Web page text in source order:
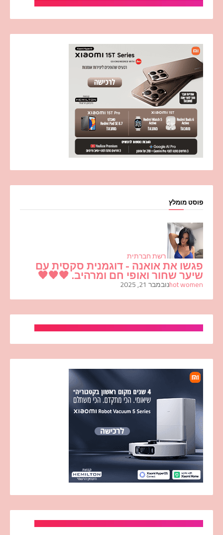
פוסט מומלץ
רשת חברתית
פגשו את אואנה - דוגמנית סקסית עם
שיער שחור ואופי חם ומרהיב. 🖤🖤🖤
hot womenנובמבר 21, 2025